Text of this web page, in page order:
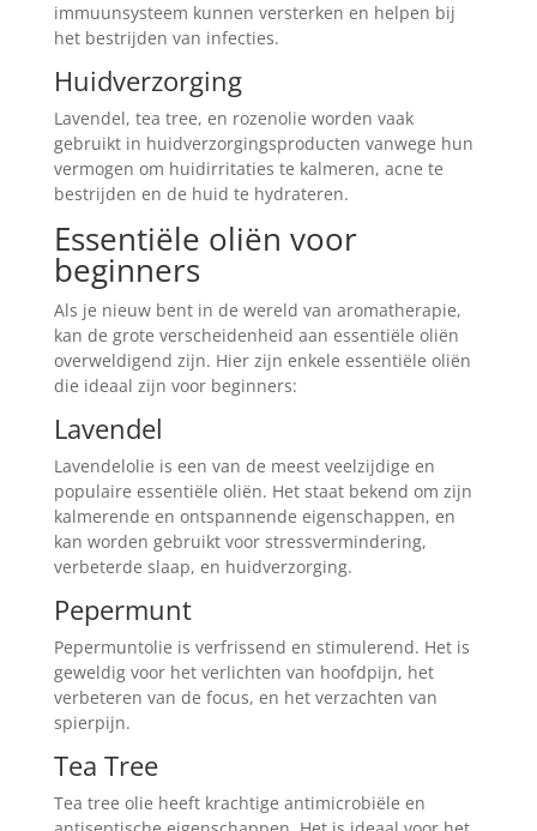
immuunsysteem kunnen versterken en helpen bij
het bestrijden van infecties.
Huidverzorging
Lavendel, tea tree, en rozenolie worden vaak
gebruikt in huidverzorgingsproducten vanwege hun
vermogen om huidirritaties te kalmeren, acne te
bestrijden en de huid te hydrateren.
Essentiële oliën voor
beginners
Als je nieuw bent in de wereld van aromatherapie,
kan de grote verscheidenheid aan essentiële oliën
overweldigend zijn. Hier zijn enkele essentiële oliën
die ideaal zijn voor beginners:
Lavendel
Lavendelolie is een van de meest veelzijdige en
populaire essentiële oliën. Het staat bekend om zijn
kalmerende en ontspannende eigenschappen, en
kan worden gebruikt voor stressvermindering,
verbeterde slaap, en huidverzorging.
Pepermunt
Pepermuntolie is verfrissend en stimulerend. Het is
geweldig voor het verlichten van hoofdpijn, het
verbeteren van de focus, en het verzachten van
spierpijn.
Tea Tree
Tea tree olie heeft krachtige antimicrobiële en